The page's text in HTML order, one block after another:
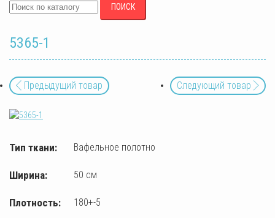
ПОИСК
5365-1
Предыдущий товар Следующий товар
Тип ткани: Вафельное полотно
Ширина: 50 см
Плотность: 180+-5